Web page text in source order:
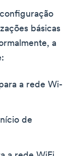
básicas
a
a rede Wi-
de